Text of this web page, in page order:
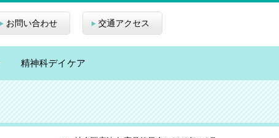
交通アクセス
お問い合わせ
精神科デイケア